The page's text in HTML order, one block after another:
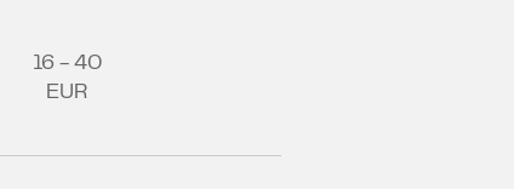
16 - 40
EUR